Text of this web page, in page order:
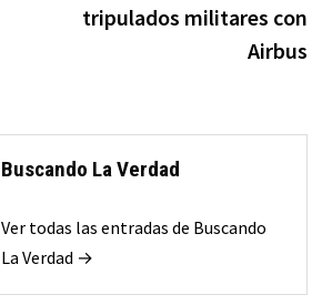
tripulados militares con
Airbus
Buscando La Verdad
Ver todas las entradas de Buscando
La Verdad →